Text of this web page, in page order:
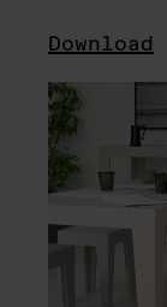
Download